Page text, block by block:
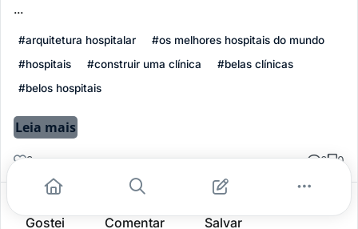
...
#arquitetura hospitalar
#os melhores hospitais do mundo
#hospitais
#construir uma clínica
#belas clínicas
#belos hospitais
Leia mais
3 0 0
Gostei Comentar Salvar